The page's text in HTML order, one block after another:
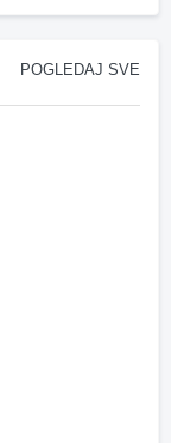
POGLEDAJ SVE